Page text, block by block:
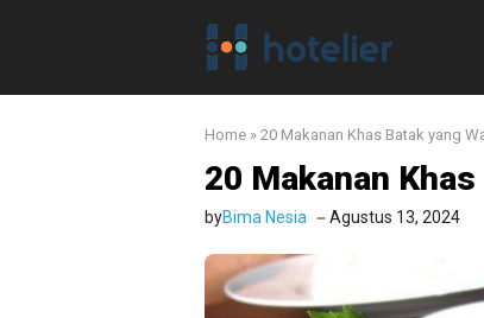
Home » 20 Makanan Khas Batak yang
20 Makanan
byBima Nesia Agustus 13, 2024